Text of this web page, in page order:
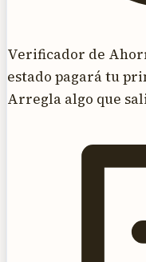
Verificador de
estado pagará tu
Arregla algo que